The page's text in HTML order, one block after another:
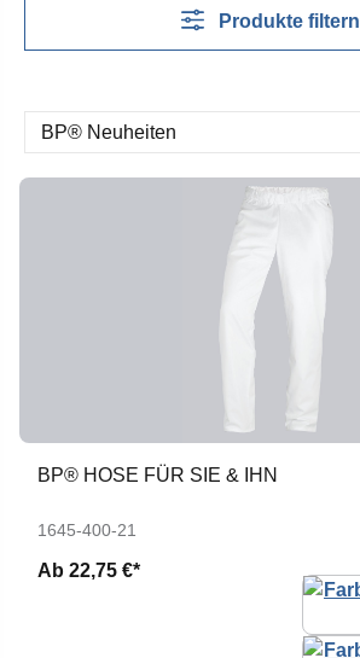
Produkte filtern
BP® HOSE FÜR SIE & IHN
1645-400-21
Ab 22,75 €*